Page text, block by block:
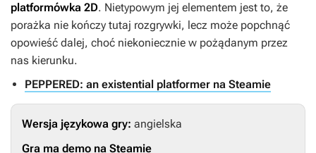
platformówka 2D. Nietypowym jej elementem jest to, że
porażka nie kończy tutaj rozgrywki, lecz może popchnąć
opowieść dalej, choć niekoniecznie w pożądanym przez
nas kierunku.
PEPPERED: an existential platformer na Steamie
Wersja językowa gry: angielska
Gra ma demo na Steamie